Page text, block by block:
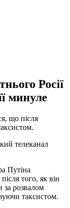
Росії
минуле
що після
телеканал
Путіна
того, як він
за розвалом
таксистом.